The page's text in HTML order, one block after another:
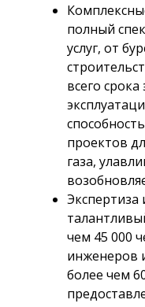
полный
услуг, от
всего
проектов
газа,
Экспертиза
чем 45 000
инженеров
более чем